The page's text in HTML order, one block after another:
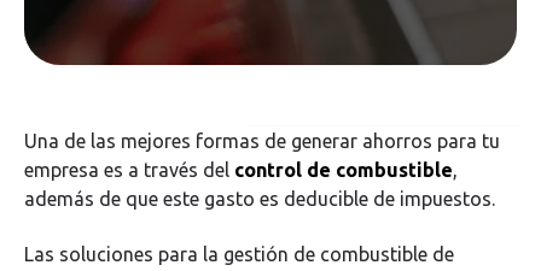
Una de las mejores formas de generar ahorros para tu
empresa es a través del control de combustible,
además de que este gasto es deducible de impuestos.
Las soluciones para la gestión de combustible de